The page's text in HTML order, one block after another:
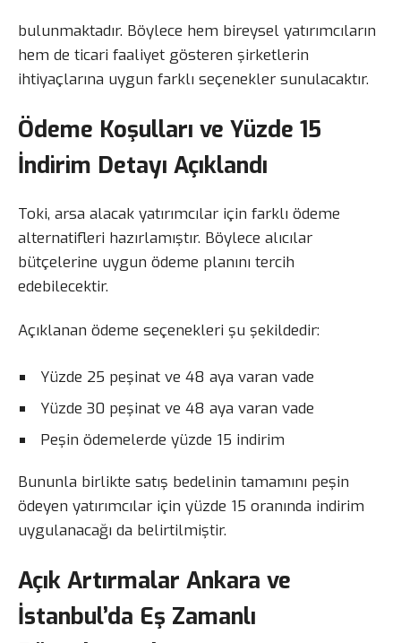
bulunmaktadır. Böylece hem bireysel yatırımcıların
hem de ticari faaliyet gösteren şirketlerin
ihtiyaçlarına uygun farklı seçenekler sunulacaktır.
Ödeme Koşulları ve Yüzde 15
İndirim Detayı Açıklandı
Toki, arsa alacak yatırımcılar için farklı ödeme
alternatifleri hazırlamıştır. Böylece alıcılar
bütçelerine uygun ödeme planını tercih
edebilecektir.
Açıklanan ödeme seçenekleri şu şekildedir:
Yüzde 25 peşinat ve 48 aya varan vade
Yüzde 30 peşinat ve 48 aya varan vade
Peşin ödemelerde yüzde 15 indirim
Bununla birlikte satış bedelinin tamamını peşin
ödeyen yatırımcılar için yüzde 15 oranında indirim
uygulanacağı da belirtilmiştir.
Açık Artırmalar Ankara ve
İstanbul’da Eş Zamanlı